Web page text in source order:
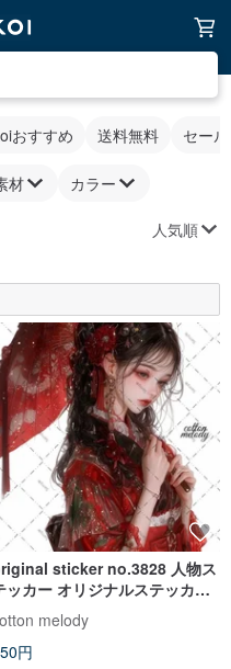
おすすめ 送料無料 セー
材 カラー
人気順
sticker no.3828 人物ス
ッカー オリジナルステッカー
オリジナル人物ステッカー 装飾
テッカー cotton melody
melody
円